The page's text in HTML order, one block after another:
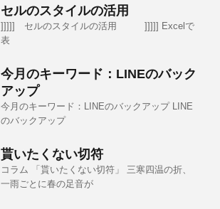
セルのスタイルの活用
]]]]] セルのスタイルの活用 ]]]]] Excelで
表
今月のキーワード：LINEのバック
アップ
今月のキーワード：LINEのバックアップ LINE
のバックアップ
貰いたくない切符
コラム 「貰いたくない切符」 三寒四温の折、
一雨ごとに春の足音が